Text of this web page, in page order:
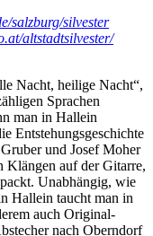
salzburg/silvester
altstadtsilvester/
Nacht, heilige Nacht“,
Sprachen
man in Hallein
Entstehungsgeschichte
und Josef Moher
Klängen auf der Gitarre,
Unabhängig, wie
Hallein taucht man in
auch Original-
nach Oberndorf